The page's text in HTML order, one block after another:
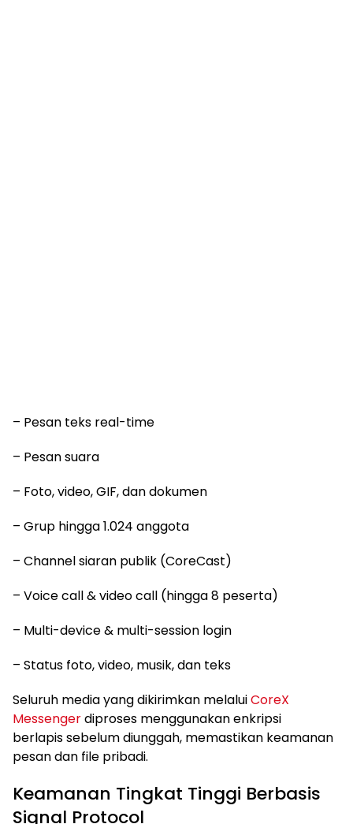
– Pesan teks real-time
– Pesan suara
– Foto, video, GIF, dan dokumen
– Grup hingga 1.024 anggota
– Channel siaran publik (CoreCast)
– Voice call & video call (hingga 8 peserta)
– Multi-device & multi-session login
– Status foto, video, musik, dan teks
Seluruh media yang dikirimkan melaluiCoreX
Messengerdiproses menggunakan enkripsi
berlapis sebelum diunggah, memastikan keamanan
pesan dan file pribadi.
Keamanan Tingkat Tinggi Berbasis
Signal Protocol